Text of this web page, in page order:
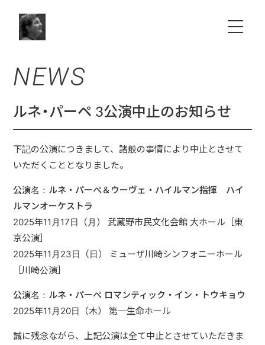
ABOUT
Choir & Orchestra
VIDEO
NEWS
ルネ・パーペ 3公演中止のお知らせ
下記の公演につきまして、諸般の事情により中止とさせて
いただく こととなりました。
公演名：ルネ・パーぺ＆ウーヴェ・ハイルマン指揮 ハイ
ルマンオーケストラ
2025年11月17日（月） 武蔵野市民文化会館 大ホール［東
京公演］
2025年11月23日（日） ミューザ川崎シンフォニーホール
［川崎公演］
公演名：ルネ・パーぺ ロマンティック・イン・トウキョウ
2025年11月20日（木） 第一生命ホール
誠に残念ながら、上記公演は全て中止とさせていただきま